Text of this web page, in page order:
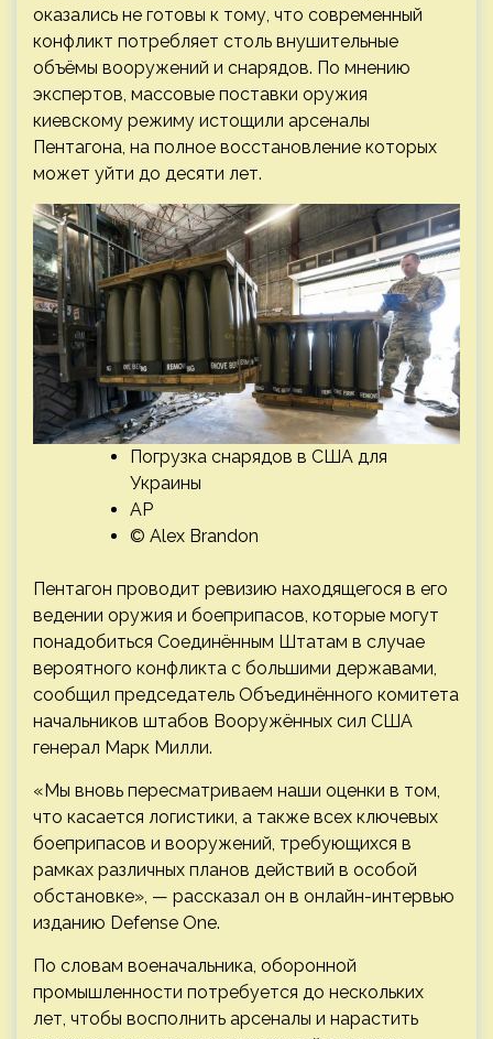
оказались не готовы к тому, что современный
конфликт потребляет столь внушительные
объёмы вооружений и снарядов. По мнению
экспертов, массовые поставки оружия
киевскому режиму истощили арсеналы
Пентагона, на полное восстановление которых
может уйти до десяти лет.
Погрузка снарядов в США для
Украины
AP
© Alex Brandon
Пентагон проводит ревизию находящегося в его
ведении оружия и боеприпасов, которые могут
понадобиться Соединённым Штатам в случае
вероятного конфликта с большими державами,
сообщил председатель Объединённого комитета
начальников штабов Вооружённых сил США
генерал Марк Милли.
«Мы вновь пересматриваем наши оценки в том,
что касается логистики, а также всех ключевых
боеприпасов и вооружений, требующихся в
рамках различных планов действий в особой
обстановке», — рассказал он в онлайн-интервью
изданию Defense One.
По словам военачальника, оборонной
промышленности потребуется до нескольких
лет, чтобы восполнить арсеналы и нарастить